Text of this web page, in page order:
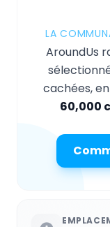
LA
AroundUs
cachées,
60,000